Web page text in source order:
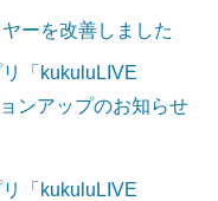
ーを改善しました
「kukuluLIVE
ンアップのお知らせ
「kukuluLIVE